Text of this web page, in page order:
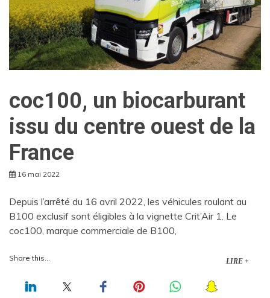
coc100, un biocarburant
issu du centre ouest de la
France
16 mai 2022
Depuis l’arrêté du 16 avril 2022, les véhicules roulant au
B100 exclusif sont éligibles à la vignette Crit’Air 1. Le
coc100, marque commerciale de B100,
Share this... LIRE +